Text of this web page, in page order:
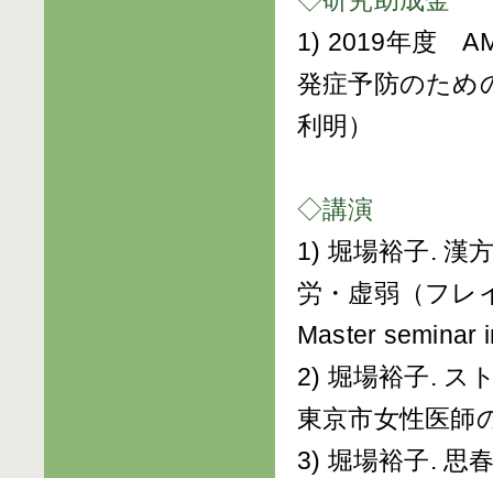
1) 2019年度
発症予防のため
利明）
◇講演
1) 堀場裕子. 漢
労・虚弱（フレ
Master seminar
2) 堀場裕子. ス
東京市女性医師
3) 堀場裕子. 思